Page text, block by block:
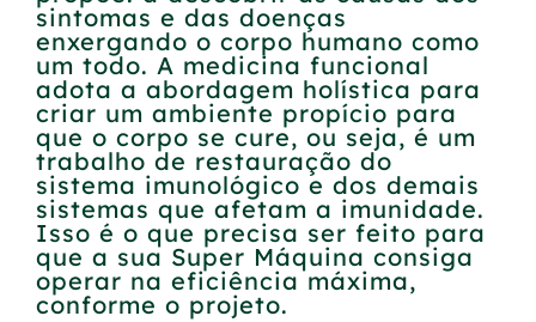
sintomas e das doenças
enxergando o corpo humano como
um todo. A medicina funcional
adota a abordagem holística para
criar um ambiente propício para
que o corpo se cure, ou seja, é um
trabalho de restauração do
sistema imunológico e dos demais
sistemas que afetam a imunidade.
Isso é o que precisa ser feito para
que a sua Super Máquina consiga
operar na eficiência máxima,
conforme o projeto.